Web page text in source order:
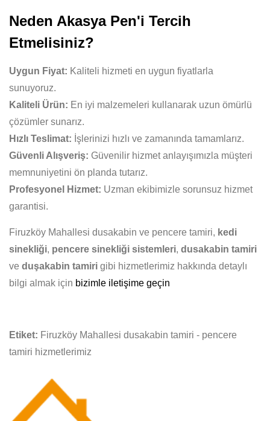
Neden Akasya Pen'i Tercih
Etmelisiniz?
Uygun Fiyat: Kaliteli hizmeti en uygun fiyatlarla
sunuyoruz.
Kaliteli Ürün: En iyi malzemeleri kullanarak uzun ömürlü
çözümler sunarız.
Hızlı Teslimat: İşlerinizi hızlı ve zamanında tamamlarız.
Güvenli Alışveriş: Güvenilir hizmet anlayışımızla müşteri
memnuniyetini ön planda tutarız.
Profesyonel Hizmet: Uzman ekibimizle sorunsuz hizmet
garantisi.
Firuzköy Mahallesi dusakabin ve pencere tamiri, kedi
sinekliği, pencere sinekliği sistemleri, dusakabin tamiri
ve duşakabin tamiri gibi hizmetlerimiz hakkında detaylı
bilgi almak için bizimle iletişime geçin
Etiket: Firuzköy Mahallesi dusakabin tamiri - pencere
tamiri hizmetlerimiz